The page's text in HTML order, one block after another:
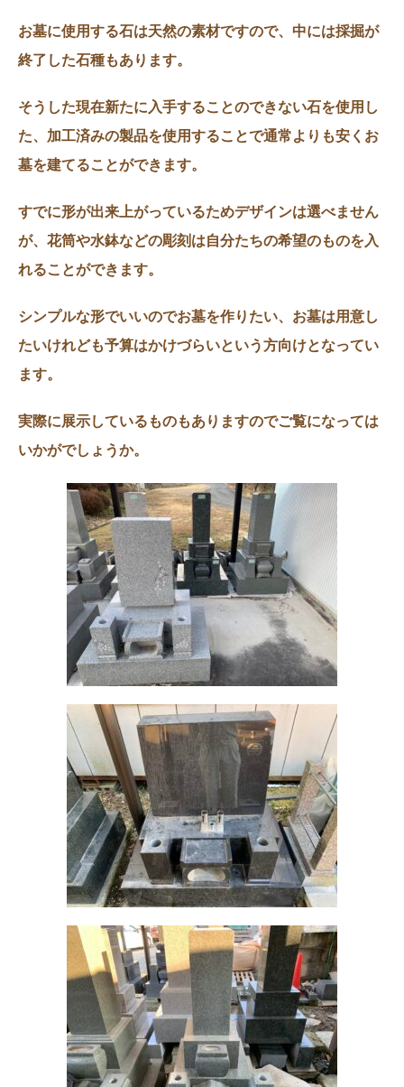
お墓に使用する石は天然の素材ですので、中には採掘が
終了した石種もあります。
そうした現在新たに入手することのできない石を使用し
た、加工済みの製品を使用することで通常よりも安くお
墓を建てることができます。
すでに形が出来上がっているためデザインは選べません
が、花筒や水鉢などの彫刻は自分たちの希望のものを入
れることができます。
シンプルな形でいいのでお墓を作りたい、お墓は用意し
たいけれども予算はかけづらいという方向けとなってい
ます。
実際に展示しているものもありますのでご覧になっては
いかがでしょうか。